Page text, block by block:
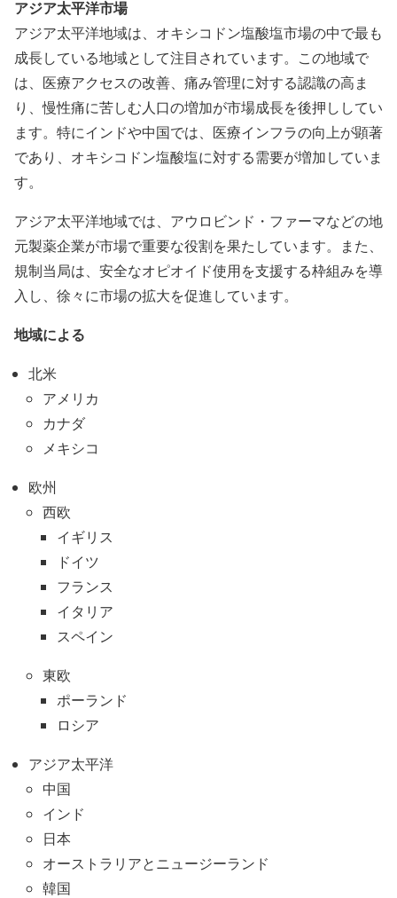
アジア太平洋市場
アジア太平洋地域は、オキシコドン塩酸塩市場の中で最も
成長している地域として注目されています。この地域で
は、医療アクセスの改善、痛み管理に対する認識の高ま
り、慢性痛に苦しむ人口の増加が市場成長を後押ししてい
ます。特にインドや中国では、医療インフラの向上が顕著
であり、オキシコドン塩酸塩に対する需要が増加していま
す。
アジア太平洋地域では、アウロビンド・ファーマなどの地
元製薬企業が市場で重要な役割を果たしています。また、
規制当局は、安全なオピオイド使用を支援する枠組みを導
入し、徐々に市場の拡大を促進しています。
地域による
北米
アメリカ
カナダ
メキシコ
欧州
西欧
イギリス
ドイツ
フランス
イタリア
スペイン
東欧
ポーランド
ロシア
アジア太平洋
中国
インド
日本
オーストラリアとニュージーランド
韓国